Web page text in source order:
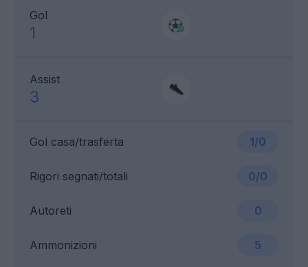
Gol
1
Assist
3
Gol casa/trasferta 1/0
Ammonizioni 5
Rigori segnati/totali 0/0
Autoreti 0